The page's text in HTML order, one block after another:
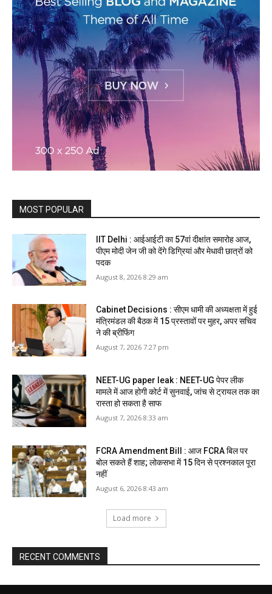
MOST POPULAR
IIT Delhi : आईआईटी का 57वां दीक्षांत समारोह आज,
पीएम मोदी जेन जी को देंगे डिग्रियां और मेधावी छात्रों को
पदक
August 8, 2026 8:29 am
Cabinet Decisions : सीएम धामी की अध्यक्षता में हुई
मंत्रिमंडल की बैठक में 15 प्रस्तावों पर मुहर, अपर सचिव
ने की ब्रीफिंग
August 7, 2026 7:27 pm
NEET-UG paper leak : NEET-UG पेपर लीक
मामले में आज होगी कोर्ट में सुनवाई, जांच से ट्रायल तक का
रास्ता हो सकता है साफ
August 7, 2026 8:33 am
FCRA Amendment Bill : आज FCRA बिल पर
बोल सकते हैं शाह; लोकसभा में 15 दिन से प्रश्नकाल पूरा
नहीं
August 6, 2026 8:43 am
Load more
RECENT COMMENTS